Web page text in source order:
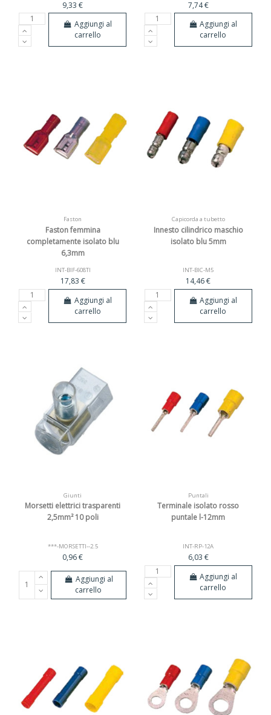
9,33 €
Aggiungi al
carrello
7,74 €
Aggiungi al
carrello
Faston
Faston femmina
completamente isolato blu
6,3mm
INT-BIF-608TI
17,83 €
Aggiungi al
carrello
Capicorda a tubetto
Innesto cilindrico maschio
isolato blu 5mm
INT-BIC-M5
14,46 €
Aggiungi al
carrello
Giunti
Morsetti elettrici trasparenti
2,5mm² 10 poli
***-MORSETTI--2.5
0,96 €
Aggiungi al
carrello
Puntali
Terminale isolato rosso
puntale l-12mm
INT-RP-12A
6,03 €
Aggiungi al
carrello